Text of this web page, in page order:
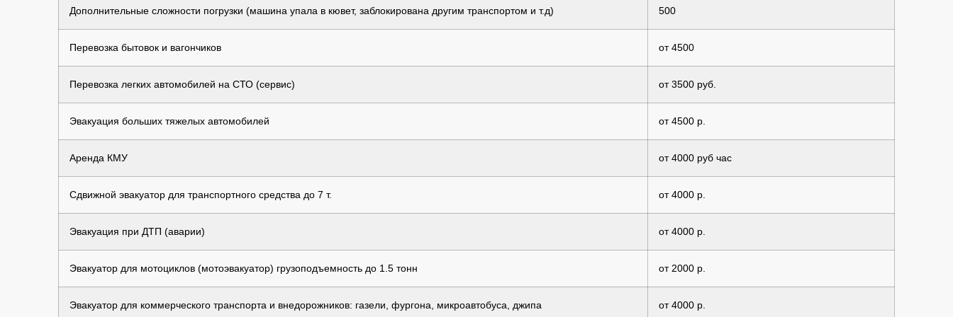
Дополнительные сложности погрузки (машина упала в кювет, заблокирована другим транспортом и т.д) 500
Перевозка бытовок и вагончиков от 4500
Перевозка легких автомобилей на СТО (сервис) от 3500 руб.
Эвакуация больших тяжелых автомобилей от 4500 р.
Аренда КМУ от 4000 руб час
Сдвижной эвакуатор для транспортного средства до 7 т. от 4000 р.
Эвакуация при ДТП (аварии) от 4000 р.
Эвакуатор для мотоциклов (мотоэвакуатор) грузоподъемность до 1.5 тонн от 2000 р.
Эвакуатор для коммерческого транспорта и внедорожников: газели, фургона, микроавтобуса, джипа от 4000 р.